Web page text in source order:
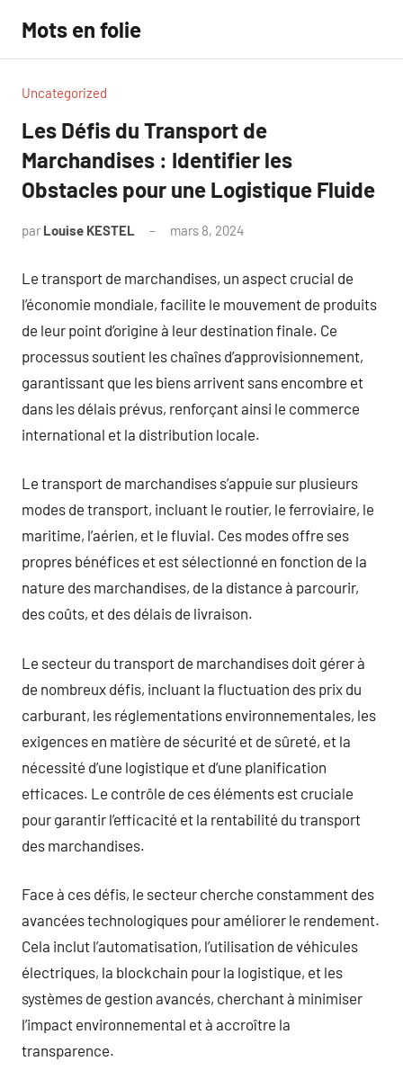
contenu
Mots en folie
Uncategorized
Les Défis du Transport de
Marchandises : Identifier les
Obstacles pour une Logistique Fluide
par Louise KESTEL mars 8, 2024
Le transport de marchandises, un aspect crucial de
l’économie mondiale, facilite le mouvement de produits
de leur point d’origine à leur destination finale. Ce
processus soutient les chaînes d’approvisionnement,
garantissant que les biens arrivent sans encombre et
dans les délais prévus, renforçant ainsi le commerce
international et la distribution locale.
Le transport de marchandises s’appuie sur plusieurs
modes de transport, incluant le routier, le ferroviaire, le
maritime, l’aérien, et le fluvial. Ces modes offre ses
propres bénéfices et est sélectionné en fonction de la
nature des marchandises, de la distance à parcourir,
des coûts, et des délais de livraison.
Le secteur du transport de marchandises doit gérer à
de nombreux défis, incluant la fluctuation des prix du
carburant, les réglementations environnementales, les
exigences en matière de sécurité et de sûreté, et la
nécessité d’une logistique et d’une planification
efficaces. Le contrôle de ces éléments est cruciale
pour garantir l’efficacité et la rentabilité du transport
des marchandises.
Face à ces défis, le secteur cherche constamment des
avancées technologiques pour améliorer le rendement.
Cela inclut l’automatisation, l’utilisation de véhicules
électriques, la blockchain pour la logistique, et les
systèmes de gestion avancés, cherchant à minimiser
l’impact environnemental et à accroître la
transparence.